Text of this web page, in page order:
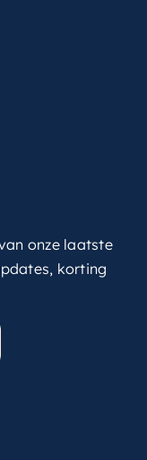
onze laatste
korting